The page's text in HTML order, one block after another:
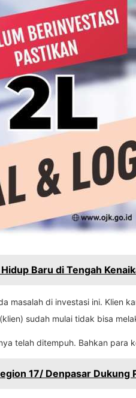
Hidup Baru di Tengah
masalah di investasi ini. Klien
sudah mulai tidak bisa
telah ditempuh. Bahkan para
17/ Denpasar Dukung